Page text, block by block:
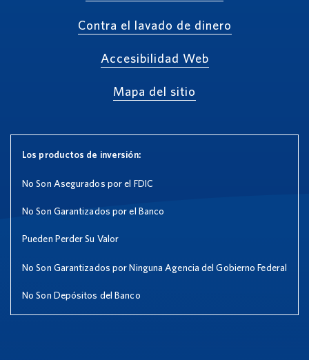
Contra el lavado de dinero
Accesibilidad Web
Mapa del sitio
Los productos de inversión:
No Son Asegurados por el FDIC
No Son Garantizados por el Banco
Pueden Perder Su Valor
No Son Garantizados por Ninguna Agencia del Gobierno Federal
No Son Depósitos del Banco